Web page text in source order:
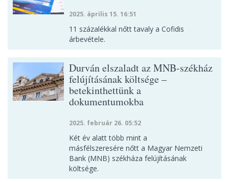
2025. április 15. 16:51
11 százalékkal nőtt tavaly a Cofidis
árbevétele.
Durván elszaladt az MNB-székház
felújításának költsége –
betekinthettünk a
dokumentumokba
2025. február 26. 05:52
Két év alatt több mint a
másfélszeresére nőtt a Magyar Nemzeti
Bank (MNB) székháza felújításának
költsége.